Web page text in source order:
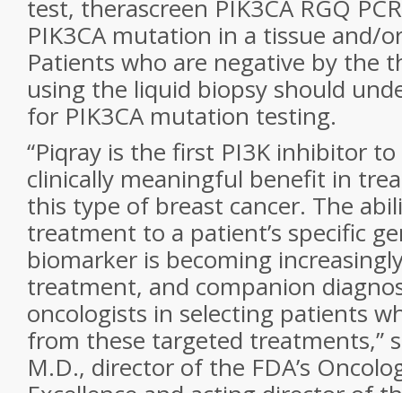
test, therascreen PIK3CA RGQ
PIK3CA mutation in a tissue and/
Patients who are negative by the
using the liquid biopsy should
for PIK3CA mutation testing.
“Piqray is the first PI3K inhibitor
clinically meaningful benefit in
this type of breast cancer. The
treatment to a patient’s specific
biomarker is becoming
treatment, and companion
oncologists in selecting patients
from these targeted treatments,”
M.D., director of the FDA’s